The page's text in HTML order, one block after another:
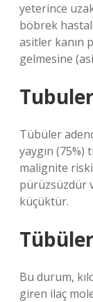
yeterince
böbrek
asitler kanın
gelmesine
Tübüler
yaygın
malignite
pürüzsüzdür
küçüktür.
Bu durum,
giren ilaç